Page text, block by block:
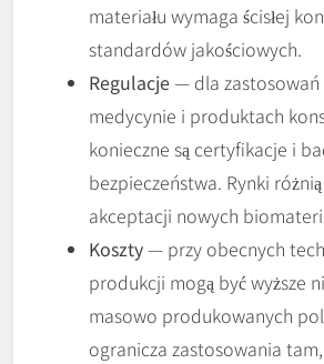
materiału wymaga ścisłej
standardów jakościowych.
Regulacje— dla zastosowań
medycynie i produktach
konieczne są certyfikacje i
bezpieczeństwa. Rynki
akceptacji nowych
Koszty— przy obecnych
produkcji mogą być wyższe
masowo produkowanych
ogranicza zastosowania